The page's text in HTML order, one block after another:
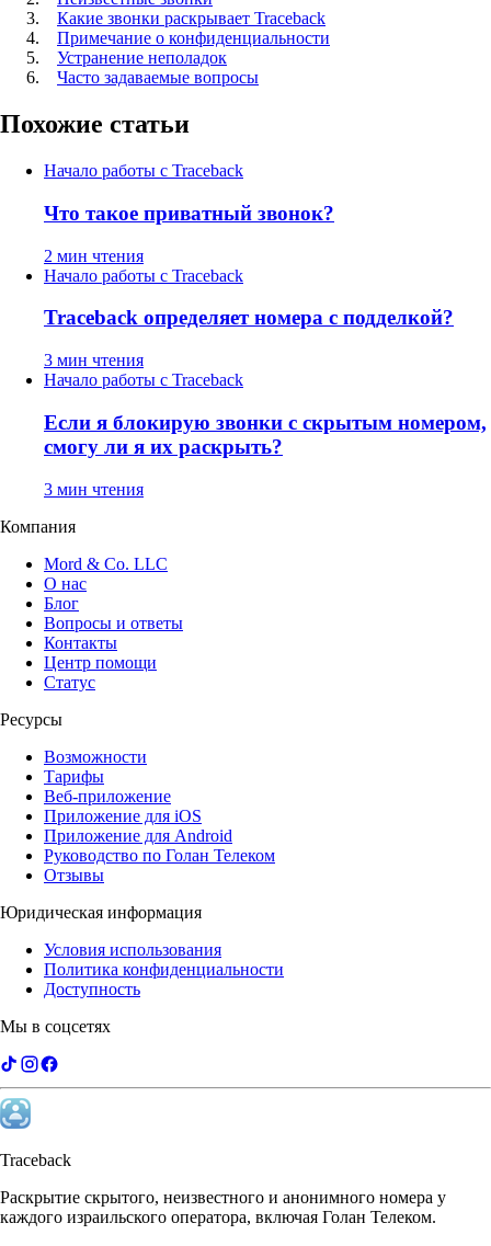
Какие звонки раскрывает Traceback
Примечание о конфиденциальности
Устранение неполадок
Часто задаваемые вопросы
Похожие статьи
Начало работы с Traceback
Что такое приватный звонок?
2 мин чтения
Начало работы с Traceback
Traceback определяет номера с подделкой?
3 мин чтения
Начало работы с Traceback
Если я блокирую звонки с скрытым номером,
смогу ли я их раскрыть?
3 мин чтения
Компания
Mord & Co. LLC
О нас
Блог
Вопросы и ответы
Контакты
Центр помощи
Статус
Ресурсы
Возможности
Тарифы
Веб-приложение
Приложение для iOS
Приложение для Android
Руководство по Голан Телеком
Отзывы
Юридическая информация
Условия использования
Политика конфиденциальности
Доступность
Мы в соцсетях
Traceback
Раскрытие скрытого, неизвестного и анонимного номера у
каждого израильского оператора, включая Голан Телеком.